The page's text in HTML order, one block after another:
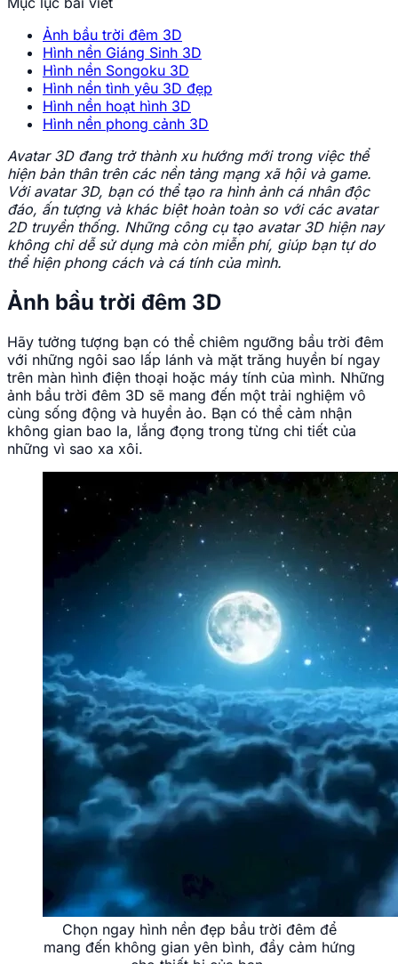
Ảnh bầu trời đêm 3D
Hình nền Giáng Sinh 3D
Hình nền Songoku 3D
Hình nền tình yêu 3D đẹp
Hình nền hoạt hình 3D
Hình nền phong cảnh 3D
Avatar 3D đang trở thành xu hướng mới trong việc thể
hiện bản thân trên các nền tảng mạng xã hội và game.
Với avatar 3D, bạn có thể tạo ra hình ảnh cá nhân độc
đáo, ấn tượng và khác biệt hoàn toàn so với các avatar
2D truyền thống. Những công cụ tạo avatar 3D hiện nay
không chỉ dễ sử dụng mà còn miễn phí, giúp bạn tự do
thể hiện phong cách và cá tính của mình.
Ảnh bầu trời đêm 3D
Hãy tưởng tượng bạn có thể chiêm ngưỡng bầu trời đêm
với những ngôi sao lấp lánh và mặt trăng huyền bí ngay
trên màn hình điện thoại hoặc máy tính của mình. Những
ảnh bầu trời đêm 3D sẽ mang đến một trải nghiệm vô
cùng sống động và huyền ảo. Bạn có thể cảm nhận
không gian bao la, lắng đọng trong từng chi tiết của
những vì sao xa xôi.
Chọn ngay hình nền đẹp bầu trời đêm để
mang đến không gian yên bình, đầy cảm hứng